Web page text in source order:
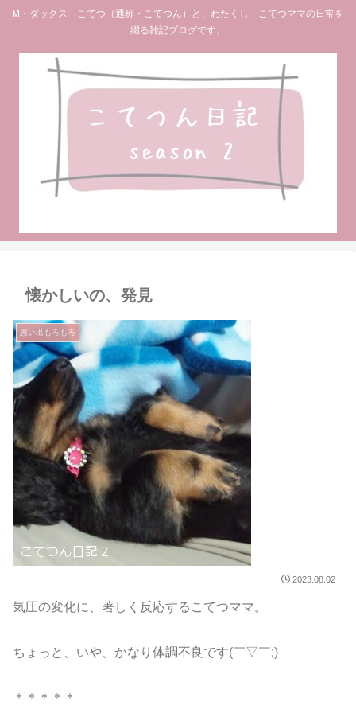
M・ダックス こてつ（通称・こてつん）と、わたくし こてつママの日常を
綴る雑記ブログです。
懐かしいの、発見
思い出もろもろ
2023.08.02
気圧の変化に、著しく反応するこてつママ。
ちょっと、いや、かなり体調不良です(￣▽￣;)
＊＊＊＊＊